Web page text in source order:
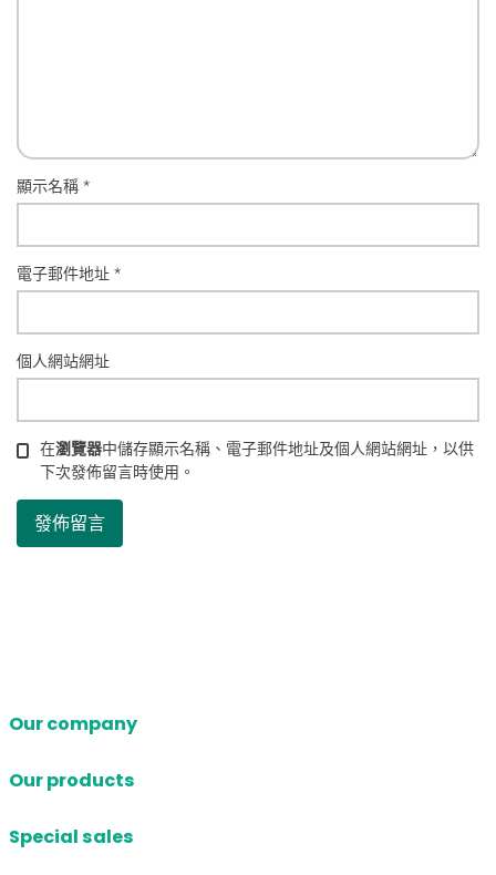
顯示名稱*
電子郵件地址*
個人網站網址
在瀏覽器中儲存顯示名稱、電子郵件地址及個人網站網址，以供
下次發佈留言時使用。
Our company
Our products
Special sales